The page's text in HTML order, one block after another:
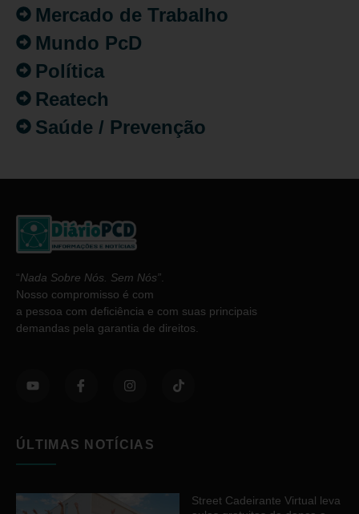
Mercado de Trabalho
Mundo PcD
Política
Reatech
Saúde / Prevenção
“Nada Sobre Nós. Sem Nós”
Nosso compromisso é com
a pessoa com deficiência e com suas principais
demandas pela garantia de direitos.
ÚLTIMAS NOTÍCIAS
Street Cadeirante Virtual leva